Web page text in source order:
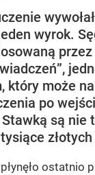
wyrok.
który może
po
są nie
ostatnio